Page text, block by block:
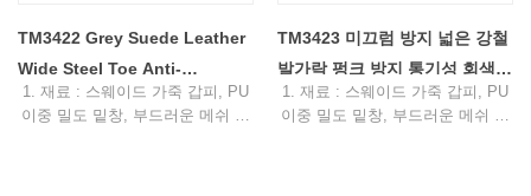
45일
TM3422 Grey Suede Leather
Wide Steel Toe Anti-
puncture Warehouse Work
1. 재료 : 스웨이드 가죽 갑피, PU
이중 밀도 밑창, 부드러운 메쉬 패
TM3423 미끄럼 방지 넓은 강철
발가락 펑크 방지 통기성 회색
스웨이드 안전화
1. 재료 : 스웨이드 가죽 갑피, PU
이중 밀도 밑창, 부드러운 메쉬 패